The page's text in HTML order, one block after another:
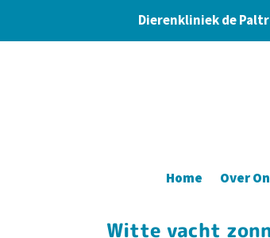
Dierenkliniek de
Home Over
Witte vacht